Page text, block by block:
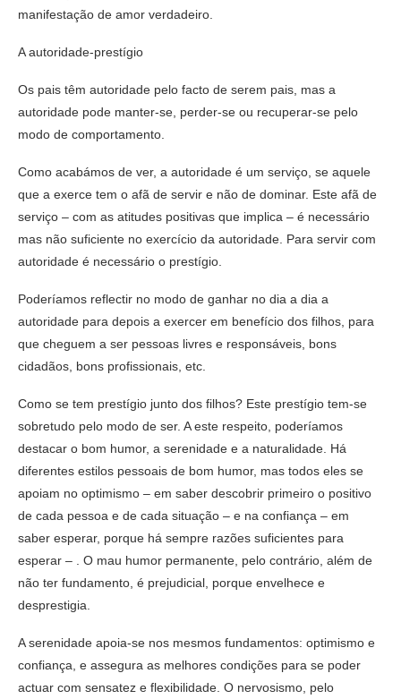
manifestação de amor verdadeiro.
A autoridade-prestígio
Os pais têm autoridade pelo facto de serem pais, mas a
autoridade pode manter-se, perder-se ou recuperar-se pelo
modo de comportamento.
Como acabámos de ver, a autoridade é um serviço, se aquele
que a exerce tem o afã de servir e não de dominar. Este afã de
serviço – com as atitudes positivas que implica – é necessário
mas não suficiente no exercício da autoridade. Para servir com
autoridade é necessário o prestígio.
Poderíamos reflectir no modo de ganhar no dia a dia a
autoridade para depois a exercer em benefício dos filhos, para
que cheguem a ser pessoas livres e responsáveis, bons
cidadãos, bons profissionais, etc.
Como se tem prestígio junto dos filhos? Este prestígio tem-se
sobretudo pelo modo de ser. A este respeito, poderíamos
destacar o bom humor, a serenidade e a naturalidade. Há
diferentes estilos pessoais de bom humor, mas todos eles se
apoiam no optimismo – em saber descobrir primeiro o positivo
de cada pessoa e de cada situação – e na confiança – em
saber esperar, porque há sempre razões suficientes para
esperar – . O mau humor permanente, pelo contrário, além de
não ter fundamento, é prejudicial, porque envelhece e
desprestigia.
A serenidade apoia-se nos mesmos fundamentos: optimismo e
confiança, e assegura as melhores condições para se poder
actuar com sensatez e flexibilidade. O nervosismo, pelo